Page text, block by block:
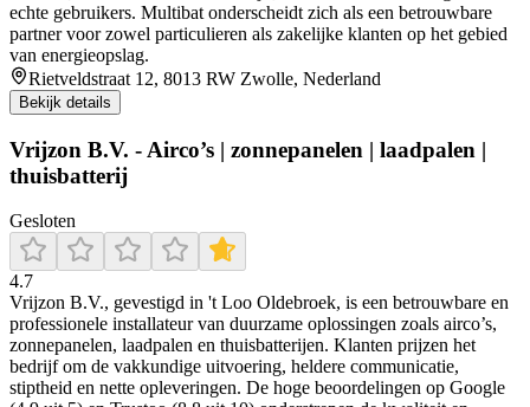
echte gebruikers. Multibat onderscheidt zich als een betrouwbare
partner voor zowel particulieren als zakelijke klanten op het gebied
van energieopslag.
Rietveldstraat 12, 8013 RW Zwolle, Nederland
Bekijk details
Vrijzon B.V. - Airco’s | zonnepanelen | laadpalen |
thuisbatterij​
Gesloten
4.7
Vrijzon B.V., gevestigd in 't Loo Oldebroek, is een betrouwbare en
professionele installateur van duurzame oplossingen zoals airco’s,
zonnepanelen, laadpalen en thuisbatterijen. Klanten prijzen het
bedrijf om de vakkundige uitvoering, heldere communicatie,
stiptheid en nette opleveringen. De hoge beoordelingen op Google